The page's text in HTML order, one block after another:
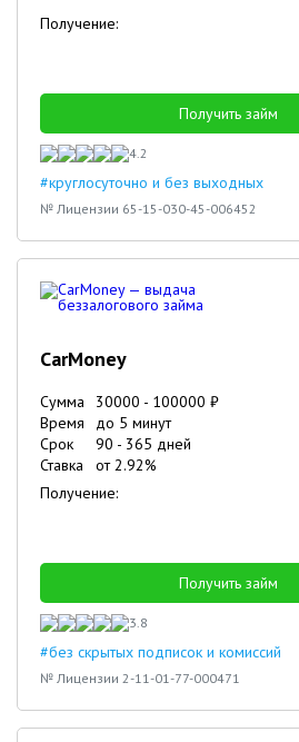
Получение:
Получить займ
4.2
#круглосуточно и без выходных
№ Лицензии 65-15-030-45-006452
CarMoney
Сумма 30000 - 100000 ₽
Время
до 5 минут
Срок
90 - 365 дней
Ставка
от2.92%
Получение:
Получить займ
3.8
#без скрытых подписок и комиссий
№ Лицензии 2-11-01-77-000471